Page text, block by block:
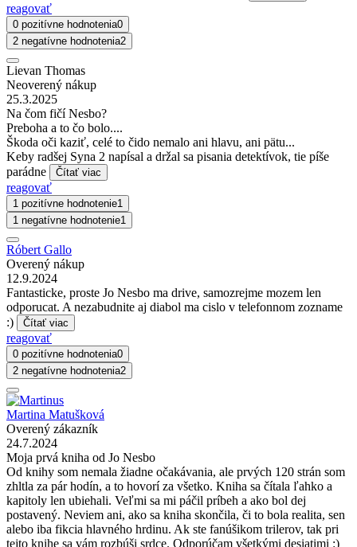
reagovať
0 pozitívne hodnotenia0
2 negatívne hodnotenia2
Lievan Thomas
Neoverený nákup
25.3.2025
Na čom fičí Nesbo?
Preboha a to čo bolo....
Škoda oči kaziť, celé to čido nemalo ani hlavu, ani pätu...
Keby radšej Syna 2 napísal a držal sa pisania detektívok, tie píše
parádne
Čítať viac
reagovať
1 pozitívne hodnotenie1
1 negatívne hodnotenie1
Róbert Gallo
Overený nákup
12.9.2024
Fantasticke, proste Jo Nesbo ma drive, samozrejme mozem len
odporucat. A nezabudnite aj diabol ma cislo v telefonnom zozname
:)
Čítať viac
reagovať
0 pozitívne hodnotenia0
2 negatívne hodnotenia2
Martina Matušková
Overený zákazník
24.7.2024
Moja prvá kniha od Jo Nesbo
Od knihy som nemala žiadne očakávania, ale prvých 120 strán som
zhltla za pár hodín, a to hovorí za všetko. Kniha sa čítala ľahko a
kapitoly len ubiehali. Veľmi sa mi páčil príbeh a ako bol dej
postavený. Neviem ani, ako sa kniha skončila, či to bola realita, sen
alebo iba fikcia hlavného hrdinu. Ak ste fanúšikom trilerov, tak pri
tejto knihe sa vám rozbúši srdce. Odporúčam všetkými desiatimi :)